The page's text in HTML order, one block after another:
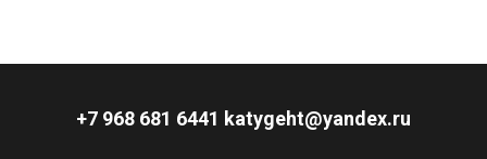
+7 968 681 6441 katygeht@yandex.ru